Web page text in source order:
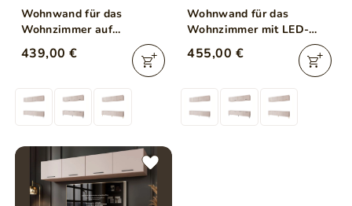
Wohnwand für das
Wohnzimmer auf
Silbernen Metallbeinen
Noaé Kaschmir
439,00 €
Wohnwand für das
Wohnzimmer mit LED-
Beleuchtung auf Silbernen
Metallbeinen Noaé
455,00 €